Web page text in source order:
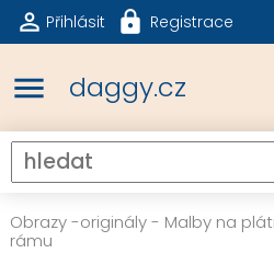
Přihlásit Registrace
menu daggy.cz
Obrazy -originály- Malby na
rámu